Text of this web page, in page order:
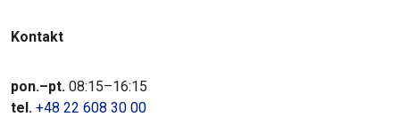
Kontakt
pon.–pt. 08:15–16:15
tel. +48 22 608 30 00